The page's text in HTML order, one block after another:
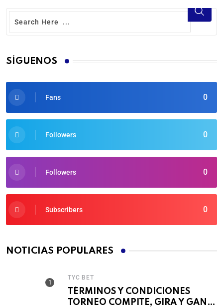
SÍGUENOS
0
Fans
0
Followers
0
Followers
0
Subscribers
NOTICIAS POPULARES
TYC BET
TÉRMINOS Y CONDICIONES
TORNEO COMPITE, GIRA Y GANA